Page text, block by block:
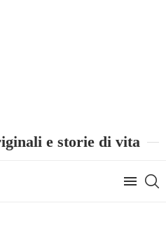
e storie di vita